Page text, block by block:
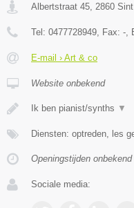
Albertstraat 45 2860
Tel: 0477728949 , Fax: -
E-mail › Art & co
Website onbekend
Ik ben pianist/synths ▼
Diensten: optreden, les
Openingstijden onbekend
Sociale media: